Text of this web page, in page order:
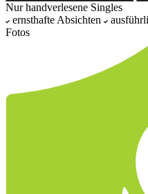
Nur handverlesene Singles
ernsthafte Absichten
Fotos